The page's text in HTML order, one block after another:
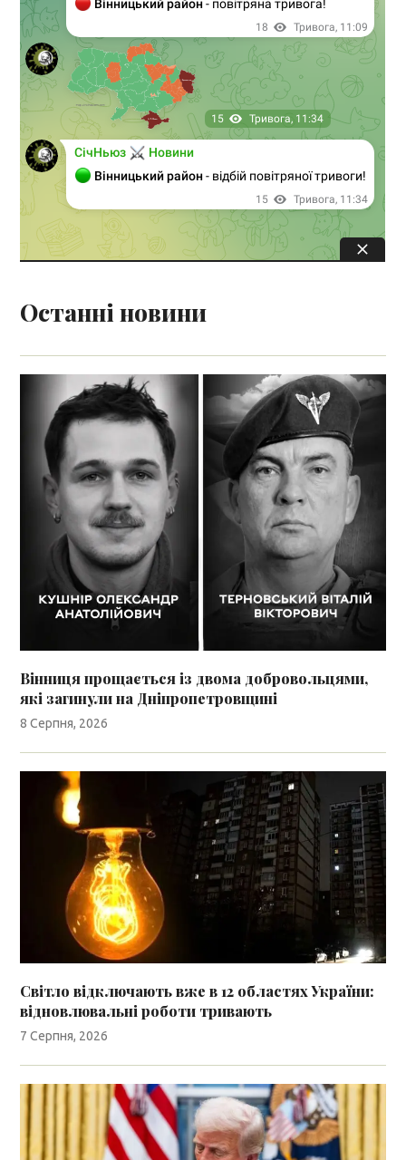
Останні новини
Вінниця прощається із двома добровольцями,
які загинули на Дніпропетровщині
8 Серпня, 2026
Світло відключають вже в 12 областях України:
відновлювальні роботи тривають
7 Серпня, 2026